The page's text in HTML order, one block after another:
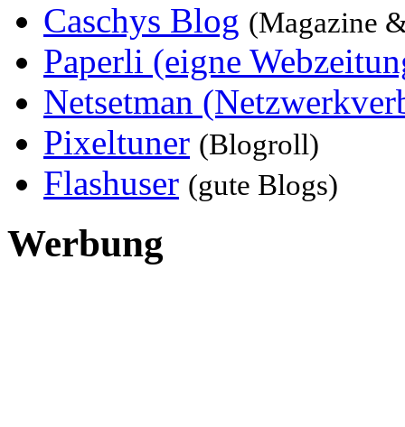
Caschys Blog (Magazine
Paperli (eigne
Netsetman
Pixeltuner (Blogroll)
Flashuser (gute Blogs)
Werbung